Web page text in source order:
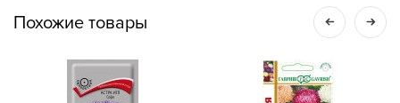
Похожие товары